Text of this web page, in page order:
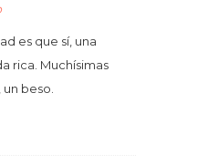
es que sí, una
rica. Muchísimas
un beso.